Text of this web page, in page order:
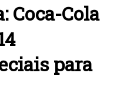
Coca-Cola
para